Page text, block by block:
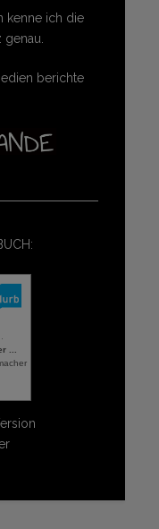
kenne ich die
berichte
...